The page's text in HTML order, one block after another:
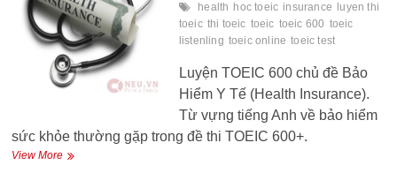
health hoc toeic insurance
luyen thi
toeic thi toeic toeic toeic 600 toeic
listenling toeic online toeic test
Luyện TOEIC 600 chủ đề Bảo
Hiểm Y Tế (Health Insurance).
Từ vựng tiếng Anh về bảo hiểm
sức khỏe thường gặp trong đề thi TOEIC 600+.
View MoreTOEIC